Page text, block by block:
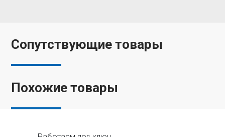
Сопутствующие товары
Похожие товары